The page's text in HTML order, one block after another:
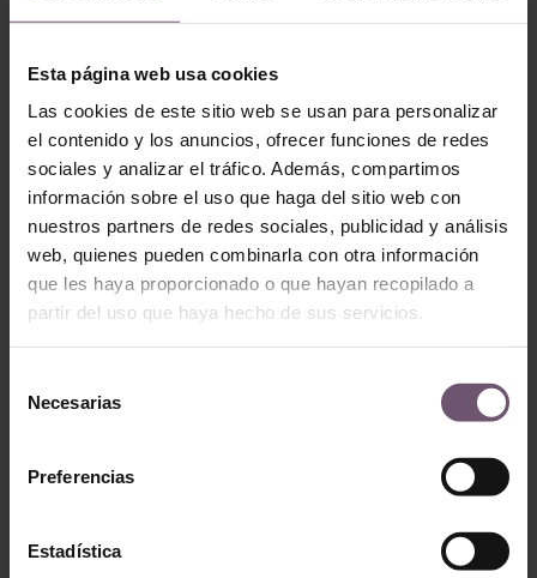
Esta página web usa cookies
Las cookies de este sitio web se usan para personalizar
el contenido y los anuncios, ofrecer funciones de redes
sociales y analizar el tráfico. Además, compartimos
información sobre el uso que haga del sitio web con
nuestros partners de redes sociales, publicidad y análisis
web, quienes pueden combinarla con otra información
que les haya proporcionado o que hayan recopilado a
partir del uso que haya hecho de sus servicios.
Necesarias
Preferencias
Estadística
Baldosas hidráulicas
Baldosa
Hidráulica Mod
010
Baldosas hidráulicas
Baldosa Hidráulica
Mod 228
LEER MÁS